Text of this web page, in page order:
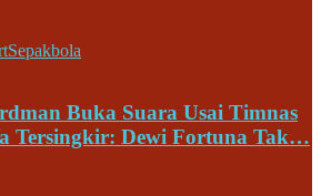
Sepakbola
Buka Suara Usai Timnas
Tersingkir: Dewi Fortuna Tak…